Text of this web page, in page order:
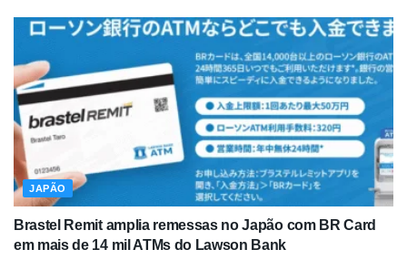
JAPÃO
Brastel Remit amplia remessas no Japão com BR Card
em mais de 14 mil ATMs do Lawson Bank